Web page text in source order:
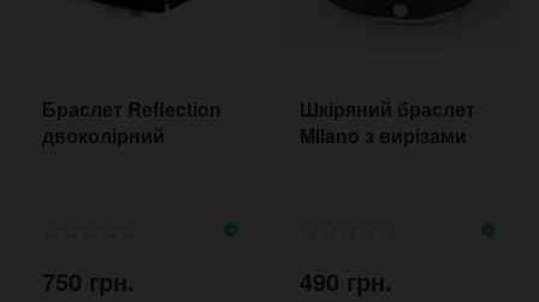
Браслет Reflection
двоколірний
750 грн.
Шкіряний браслет
Milano з вирізами
490 грн.